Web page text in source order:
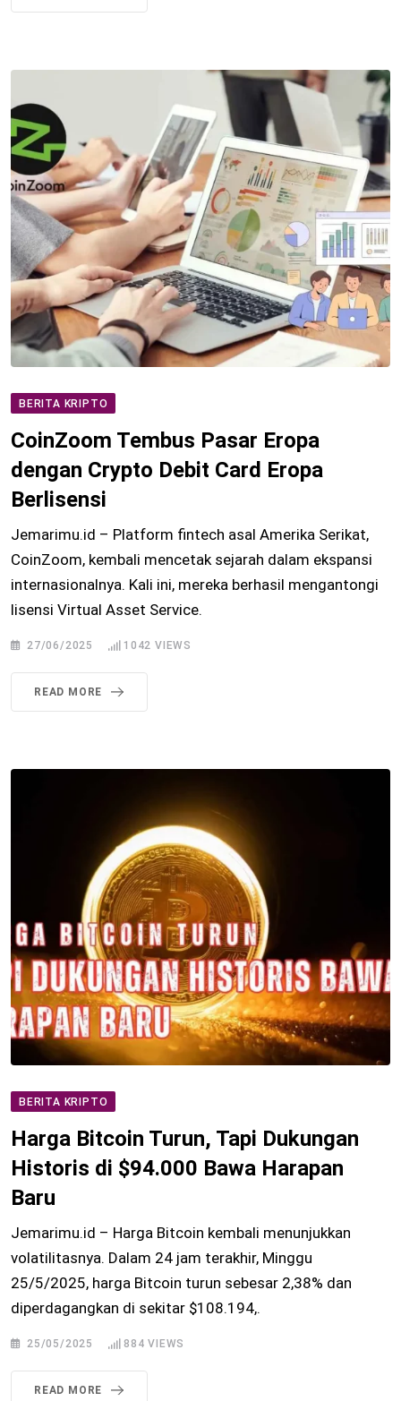
BERITA KRIPTO
CoinZoom Tembus Pasar Eropa
dengan Crypto Debit Card Eropa
Berlisensi
Jemarimu.id – Platform fintech asal Amerika Serikat,
CoinZoom, kembali mencetak sejarah dalam ekspansi
internasionalnya. Kali ini, mereka berhasil mengantongi
lisensi Virtual Asset Service.
27/06/2025 1042 VIEWS
READ MORE
BERITA KRIPTO
Harga Bitcoin Turun, Tapi Dukungan
Historis di $94.000 Bawa Harapan
Baru
Jemarimu.id – Harga Bitcoin kembali menunjukkan
volatilitasnya. Dalam 24 jam terakhir, Minggu
25/5/2025, harga Bitcoin turun sebesar 2,38% dan
diperdagangkan di sekitar $108.194,.
25/05/2025 884 VIEWS
READ MORE